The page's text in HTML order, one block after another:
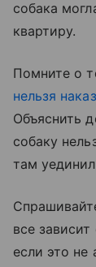
собака
квартиру.
Помните о
нельзя
Объяснить
собаку
там
все
если это не